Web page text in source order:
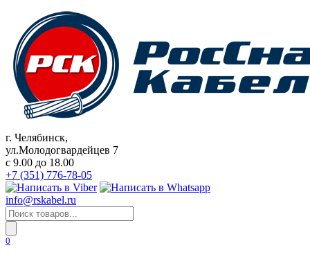
содержанию
г. Челябинск,
ул.Молодогвардейцев 7
c 9.00 до 18.00
+7 (351) 776-78-05
info@rskabel.ru
Поиск
товаров
0